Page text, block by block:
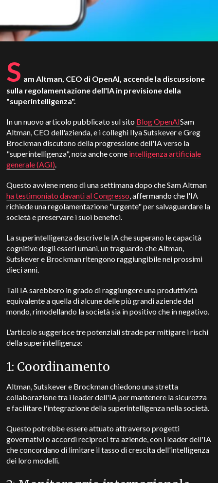
S am Altman, CEO di OpenAI, accende la discussione
sulla regolamentazione dell'IA in previsione della
"superintelligenza".
In un nuovo articolo pubblicato sul sito Blog OpenAISam
Altman, CEO dell'azienda, e i colleghi Ilya Sutskever e Greg
Brockman discutono della progressione dell'IA verso la
"superintelligenza", nota anche come intelligenza artificiale
generale (AGI).
Questo avviene meno di una settimana dopo che Sam Altman
ha testimoniato davanti al Congresso, affermando che l'IA
richiede una regolamentazione "urgente" per salvaguardare la
società e preservare i suoi benefici.
La superintelligenza descrive le IA che superano le capacità
cognitive degli esseri umani, un traguardo che Altman,
Sutskever e Brockman ritengono raggiungibile nei prossimi
dieci anni.
Tali IA sarebbero in grado di raggiungere una produttività
equivalente a quella di alcune delle più grandi aziende del
mondo, rimodellando la società sia in positivo che in negativo.
L'articolo suggerisce tre potenziali strade per mitigare i rischi
della superintelligenza:
1: Coordinamento
Altman, Sutskever e Brockman chiedono una stretta
collaborazione tra i leader dell'IA per mantenere la sicurezza
e facilitare l'integrazione della superintelligenza nella società.
Questo potrebbe essere attuato attraverso progetti
governativi o accordi reciproci tra aziende, con i leader dell'IA
che concordano di limitare il tasso di crescita dell'intelligenza
dei loro modelli.